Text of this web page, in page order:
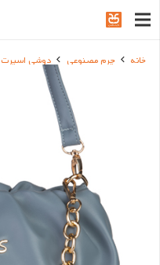
خانه چرم مصنوعی دوشی اسپرت